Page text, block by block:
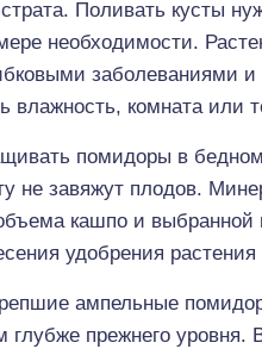
Поливать кусты
необходимости.
заболеваниями
комната или
помидоры в бедном
не завяжут плодов.
кашпо и выбранной
удобрения
ампельные
глубже прежнего уровня.